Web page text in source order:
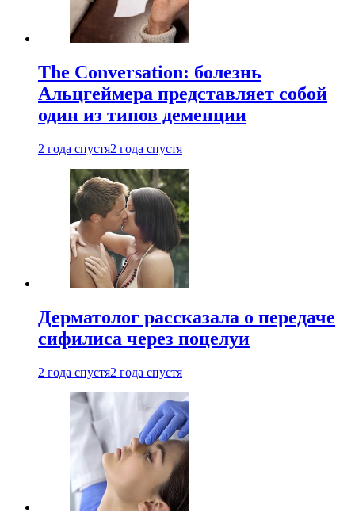
The Conversation: болезнь
Альцгеймера представляет собой
один из типов деменции
2 года спустя2 года спустя
Дерматолог рассказала о передаче
сифилиса через поцелуи
2 года спустя2 года спустя